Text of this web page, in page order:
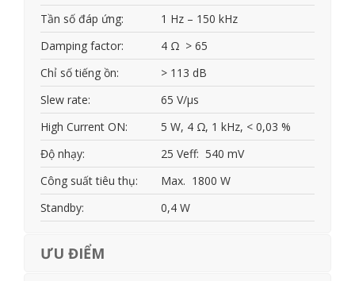
Tần số đáp ứng:
1 Hz – 150 kHz
Damping factor:
4 Ω > 65
Chỉ số tiếng ồn:
> 113 dB
Slew rate:
65 V/µs
High Current ON:
5 W, 4 Ω, 1 kHz, < 0,03 %
Độ nhạy:
25 Veff: 540 mV
Công suất tiêu thụ:
Max. 1800 W
Standby:
0,4 W
ƯU ĐIỂM